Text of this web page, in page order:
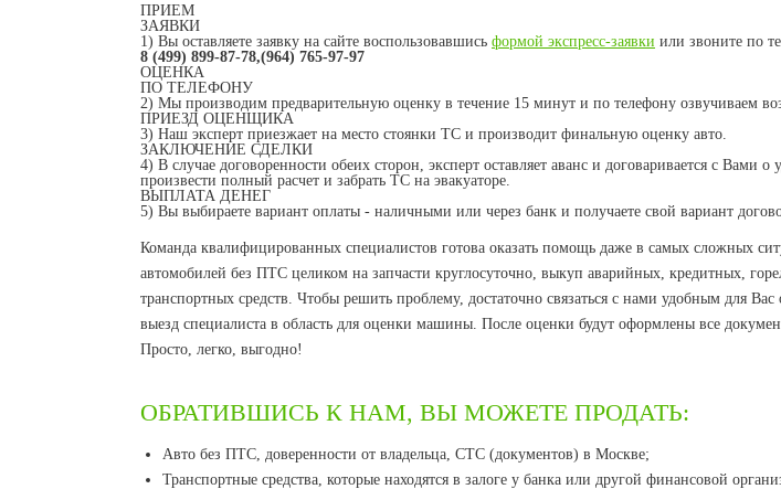
ПРИЕМ
ЗАЯВКИ
1) Вы оставляете заявку на сайте воспользовавшись формой экспресс-заявки или звоните по
8 (499) 899-87-78,(964) 765-97-97
ОЦЕНКА
ПО ТЕЛЕФОНУ
2) Мы производим предварительную оценку в течение 15 минут и по телефону озвучиваем
ПРИЕЗД ОЦЕНЩИКА
3) Наш эксперт приезжает на место стоянки ТС и производит финальную оценку авто.
ЗАКЛЮЧЕНИЕ СДЕЛКИ
4) В случае договоренности обеих сторон, эксперт оставляет аванс и договаривается с Вами
произвести полный расчет и забрать ТС на эвакуаторе.
ВЫПЛАТА ДЕНЕГ
5) Вы выбираете вариант оплаты - наличными или через банк и получаете свой вариант
Команда квалифицированных специалистов готова оказать помощь даже в самых сложных
автомобилей без ПТС целиком на запчасти круглосуточно, выкуп аварийных, кредитных,
транспортных средств. Чтобы решить проблему, достаточно связаться с нами удобным для Вас
выезд специалиста в область для оценки машины. После оценки будут оформлены все
Просто, легко, выгодно!
ОБРАТИВШИСЬ К НАМ, ВЫ МОЖЕТЕ ПРОДАТЬ:
Авто без ПТС, доверенности от владельца, СТС (документов) в Москве;
Транспортные средства, которые находятся в залоге у банка или другой финансовой